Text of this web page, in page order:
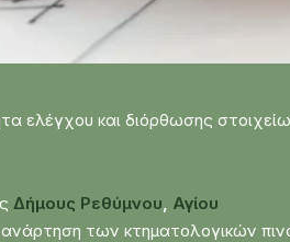
ελέγχου και διόρθωσης
Δήμους Ρεθύμνου Αγίου
των κτηματολογικών